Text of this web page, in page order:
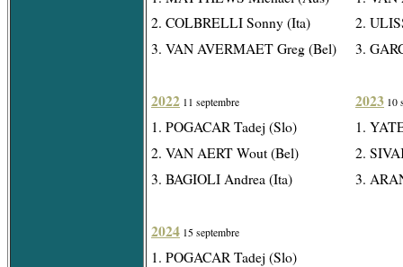
2. COLBRELLI Sonny (Ita)
3. VAN AVERMAET Greg (Bel)
2022 11 septembre
1. POGACAR Tadej (Slo)
2. VAN AERT Wout (Bel)
3. BAGIOLI Andrea (Ita)
2024 15 septembre
1. POGACAR Tadej (Slo)
2.
3.
2023 10
1.
2.
3.